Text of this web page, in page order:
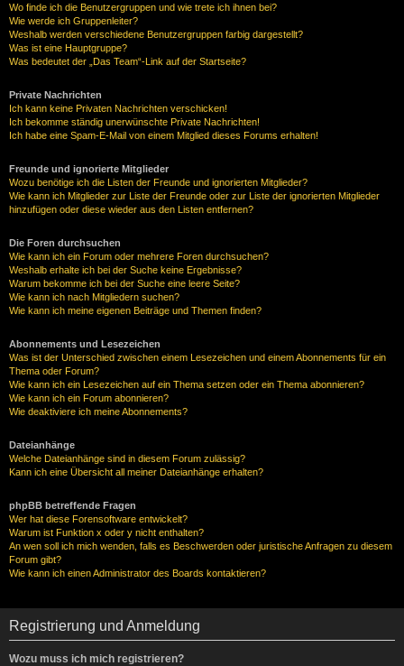
Wo finde ich die Benutzergruppen und wie trete ich ihnen bei?
Wie werde ich Gruppenleiter?
Weshalb werden verschiedene Benutzergruppen farbig dargestellt?
Was ist eine Hauptgruppe?
Was bedeutet der „Das Team“-Link auf der Startseite?
Private Nachrichten
Ich kann keine Privaten Nachrichten verschicken!
Ich bekomme ständig unerwünschte Private Nachrichten!
Ich habe eine Spam-E-Mail von einem Mitglied dieses Forums erhalten!
Freunde und ignorierte Mitglieder
Wozu benötige ich die Listen der Freunde und ignorierten Mitglieder?
Wie kann ich Mitglieder zur Liste der Freunde oder zur Liste der ignorierten Mitglieder
hinzufügen oder diese wieder aus den Listen entfernen?
Die Foren durchsuchen
Wie kann ich ein Forum oder mehrere Foren durchsuchen?
Weshalb erhalte ich bei der Suche keine Ergebnisse?
Warum bekomme ich bei der Suche eine leere Seite?
Wie kann ich nach Mitgliedern suchen?
Wie kann ich meine eigenen Beiträge und Themen finden?
Abonnements und Lesezeichen
Was ist der Unterschied zwischen einem Lesezeichen und einem Abonnements für ein
Thema oder Forum?
Wie kann ich ein Lesezeichen auf ein Thema setzen oder ein Thema abonnieren?
Wie kann ich ein Forum abonnieren?
Wie deaktiviere ich meine Abonnements?
Dateianhänge
Welche Dateianhänge sind in diesem Forum zulässig?
Kann ich eine Übersicht all meiner Dateianhänge erhalten?
phpBB betreffende Fragen
Wer hat diese Forensoftware entwickelt?
Warum ist Funktion x oder y nicht enthalten?
An wen soll ich mich wenden, falls es Beschwerden oder juristische Anfragen zu diesem
Forum gibt?
Wie kann ich einen Administrator des Boards kontaktieren?
Registrierung und Anmeldung
Wozu muss ich mich registrieren?